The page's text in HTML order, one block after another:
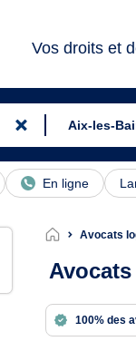
Vos droits et
En ligne
Avocats
100% des